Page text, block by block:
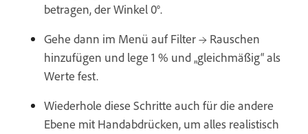
betragen, der Winkel 0°.
Gehe dann im Menü auf Filter → Rauschen
hinzufügen und lege 1 % und „gleichmäßig“ als
Werte fest.
Wiederhole diese Schritte auch für die andere
Ebene mit Handabdrücken, um alles realistisch